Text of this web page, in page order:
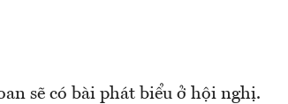
sẽ có bài phát biểu ở hội nghị.